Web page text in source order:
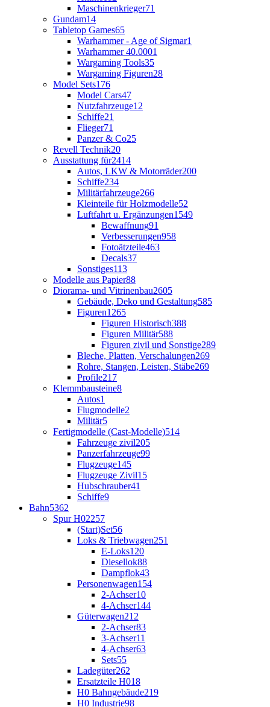
Maschinenkrieger71
Gundam14
Tabletop Games65
Warhammer - Age of Sigmar1
Warhammer 40.0001
Wargaming Tools35
Wargaming Figuren28
Model Sets176
Model Cars47
Nutzfahrzeuge12
Schiffe21
Flieger71
Panzer & Co25
Revell Technik20
Ausstattung für2414
Autos, LKW & Motorräder200
Schiffe234
Militärfahrzeuge266
Kleinteile für Holzmodelle52
Luftfahrt u. Ergänzungen1549
Bewaffnung91
Verbesserungen958
Fotoätzteile463
Decals37
Sonstiges113
Modelle aus Papier88
Diorama- und Vitrinenbau2605
Gebäude, Deko und Gestaltung585
Figuren1265
Figuren Historisch388
Figuren Militär588
Figuren zivil und Sonstige289
Bleche, Platten, Verschalungen269
Rohre, Stangen, Leisten, Stäbe269
Profile217
Klemmbausteine8
Autos1
Flugmodelle2
Militär5
Fertigmodelle (Cast-Modelle)514
Fahrzeuge zivil205
Panzerfahrzeuge99
Flugzeuge145
Flugzeuge Zivil15
Hubschrauber41
Schiffe9
Bahn5362
Spur H02257
(Start)Set56
Loks & Triebwagen251
E-Loks120
Diesellok88
Dampflok43
Personenwagen154
2-Achser10
4-Achser144
Güterwagen212
2-Achser83
3-Achser11
4-Achser63
Sets55
Ladegüter262
Ersatzteile H018
H0 Bahngebäude219
H0 Industrie98